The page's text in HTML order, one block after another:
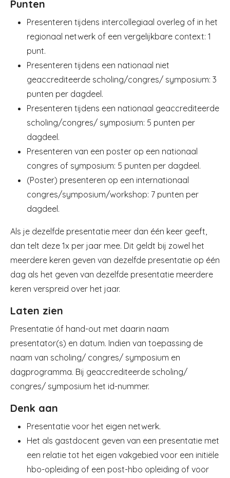
Punten
Presenteren tijdens intercollegiaal overleg of in het
regionaal netwerk of een vergelijkbare context: 1
punt.
Presenteren tijdens een nationaal niet
geaccrediteerde scholing/congres/ symposium: 3
punten per dagdeel.
Presenteren tijdens een nationaal geaccrediteerde
scholing/congres/ symposium: 5 punten per
dagdeel.
Presenteren van een poster op een nationaal
congres of symposium: 5 punten per dagdeel.
(Poster) presenteren op een internationaal
congres/symposium/workshop: 7 punten per
dagdeel.
Als je dezelfde presentatie meer dan één keer geeft,
dan telt deze 1x per jaar mee. Dit geldt bij zowel het
meerdere keren geven van dezelfde presentatie op één
dag als het geven van dezelfde presentatie meerdere
keren verspreid over het jaar.
Laten zien
Presentatie óf hand-out met daarin naam
presentator(s) en datum. Indien van toepassing de
naam van scholing/ congres/ symposium en
dagprogramma. Bij geaccrediteerde scholing/
congres/ symposium het id-nummer.
Denk aan
Presentatie voor het eigen netwerk.
Het als gastdocent geven van een presentatie met
een relatie tot het eigen vakgebied voor een initiële
hbo-opleiding of een post-hbo opleiding of voor